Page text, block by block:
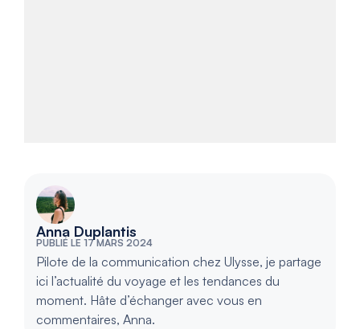
Anna Duplantis
PUBLIÉ LE 17 MARS 2024
Pilote de la communication chez Ulysse, je partage
ici l’actualité du voyage et les tendances du
moment. Hâte d’échanger avec vous en
commentaires, Anna.